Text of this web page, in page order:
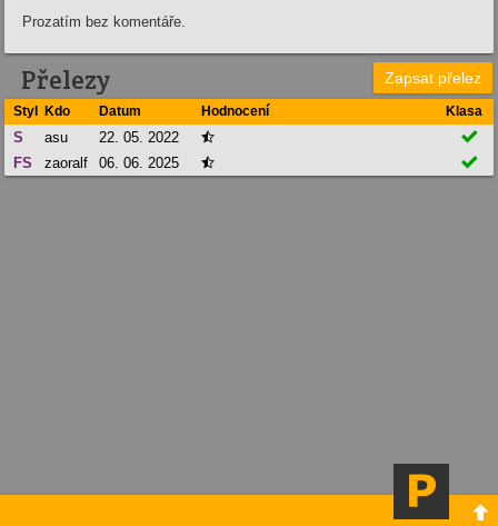
Prozatím bez komentáře.
Přelezy Zapsat přelez
Styl Kdo Datum Hodnocení Klasa
S asu 22. 05. 2022 

FS
zaoralf 06. 06. 2025  
